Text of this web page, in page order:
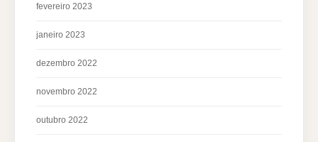
fevereiro 2023
janeiro 2023
dezembro 2022
novembro 2022
outubro 2022